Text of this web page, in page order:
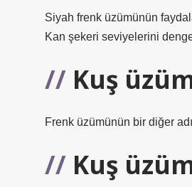
Siyah frenk üzümünün
Kan şekeri seviyelerini
Kuş
Frenk üzümünün bir diğer
Kuş